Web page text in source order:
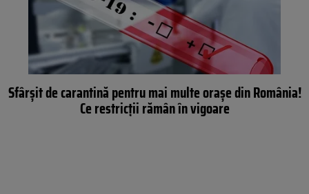
Sfârșit de carantină pentru mai multe orașe din România!
Ce restricții rămân în vigoare